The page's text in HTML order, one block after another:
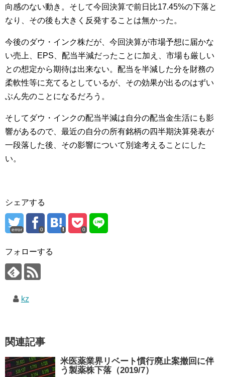
向感のない動き。そして今回決算で前日比17.45%の下落と
なり、その後も大きく反発することは無かった。
今後のダウ・インク株だが、今回決算が市場予想に届かな
い売上、EPS、配当半減だったことに加え、市場も厳しい
との想定から期待は出来ない。配当を半減した分を財務の
柔軟性等に充てるとしているが、その効果が出るのはずい
ぶん先のことになるだろう。
そしてダウ・インクの配当半減は自分の配当金生活にも影
響があるので、最近の自分の所有銘柄の四半期決算発表が
一段落した後、その影響について別途考えることにした
い。
シェアする
error 0 0
フォローする
kz
関連記事
米医薬業界リベート慣行廃止案撤回に伴
う製薬株下落（2019/7）